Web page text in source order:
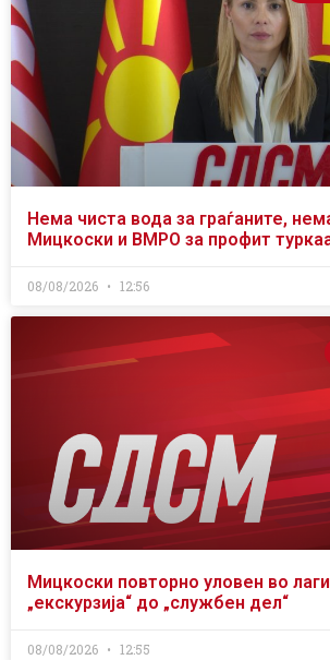
Нема чиста вода за граѓаните,
Мицкоски и ВМРО за профит
08/08/2026 12:56
Мицкоски повторно уловен во
„екскурзија“ до „службен дел“
08/08/2026 12:55